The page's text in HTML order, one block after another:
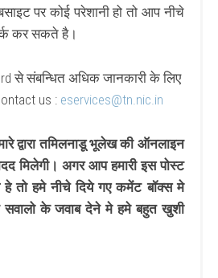
पर कोई परेशानी हो तो आप नीचे
कर सकते है।
से संबन्धित अधिक जानकारी के लिए
us : eservices@tn.nic.in
द्वारा तमिलनाडू भूलेख की ऑनलाइन
मिलेगी। अगर आप हमारी इस पोस्ट
तो हमे नीचे दिये गए कमेंट बॉक्स मे
के जवाब देने मे हमे बहुत खुशी